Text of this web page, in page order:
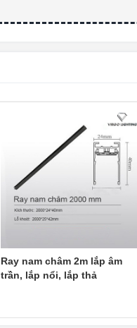
Ray nam châm 2m lắp âm
trần, lắp nổi, lắp thả